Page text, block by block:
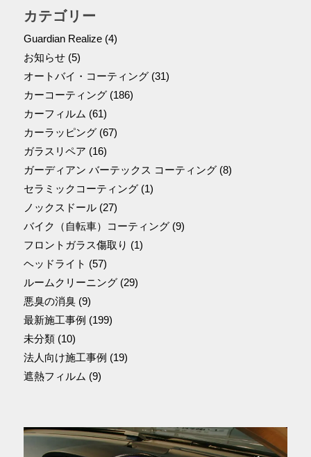
カテゴリー
Guardian Realize(4)
お知らせ(5)
オートバイ・コーティング(31)
カーコーティング(186)
カーフィルム (61)
カーラッピング(67)
ガラスリペア (16)
ガーディアン バーテックス コーティング(8)
セラミックコーティング(1)
ノックスドール(27)
バイク（自転車）コーティング(9)
フロントガラス傷取り (1)
ヘッドライト (57)
ルームクリーニング(29)
悪臭の消臭(9)
最新施工事例 (199)
未分類(10)
法人向け施工事例 (19)
遮熱フィルム (9)